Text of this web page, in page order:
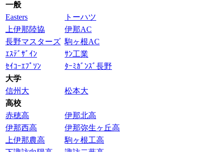
一般
Easters
トーハツ
上伊那陸協
伊那AC
長野マスターズ 駒ヶ根AC
ｴｽﾃﾞｻﾞｲﾝ
ｻﾝ工業
ｾｲｺｰｴﾌﾟｿﾝ
ﾀｰﾐｶﾞﾝｽﾞ長野
大学
信州大
松本大
高校
赤穂高
伊那北高
伊那西高
伊那弥生ヶ丘高
上伊那農高
駒ヶ根工高